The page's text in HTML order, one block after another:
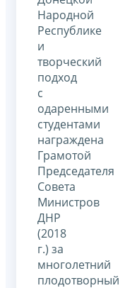
Народной
Республике
и
творческий
подход
с
одаренными
студентами
награждена
Грамотой
Председателя
Совета
Министров
ДНР
(2018
г.) за
многолетний
плодотворный